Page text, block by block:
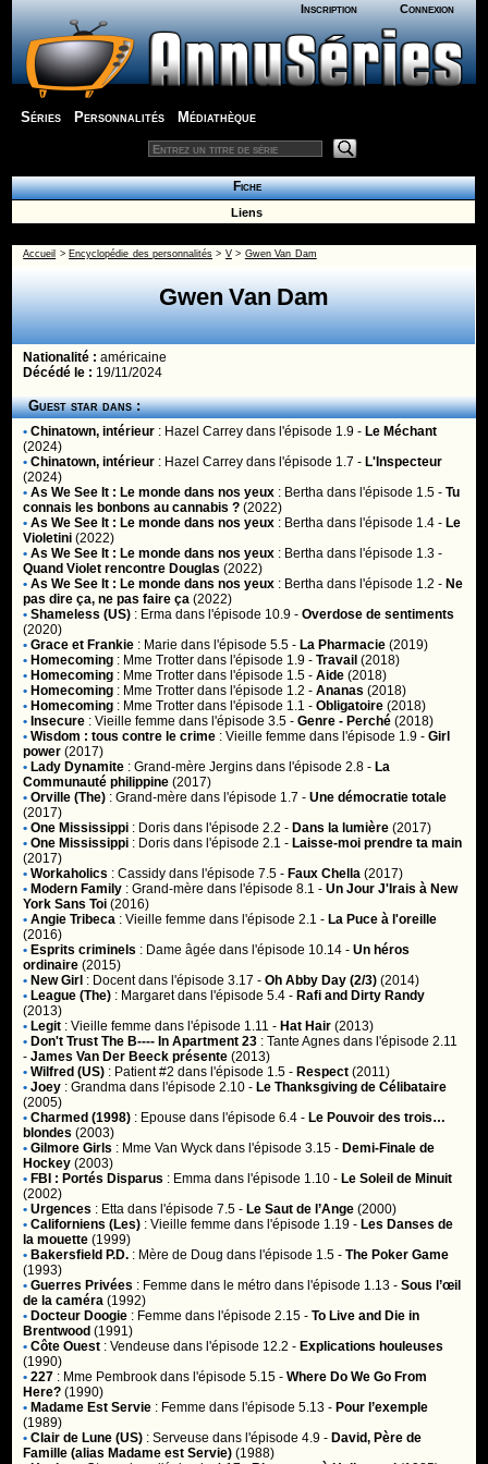
Inscription Connexion
Séries Personnalités Médiathèque
Fiche
Liens
Accueil > Encyclopédie des personnalités > V> Gwen Van Dam
Gwen Van Dam
Nationalité :américaine
Décédé le : 19/11/2024
Guest star dans :
• Chinatown, intérieur : Hazel Carrey dans l'épisode 1.9 - Le Méchant
(2024)
• Chinatown, intérieur : Hazel Carrey dans l'épisode 1.7 - L'Inspecteur
(2024)
• As We See It : Le monde dans nos yeux : Bertha dans l'épisode 1.5 -Tu
connais les bonbons au cannabis ? (2022)
• As We See It : Le monde dans nos yeux : Bertha dans l'épisode 1.4 - Le
Violetini (2022)
• As We See It : Le monde dans nos yeux : Bertha dans l'épisode 1.3 -
Quand Violet rencontre Douglas (2022)
• As We See It : Le monde dans nos yeux : Bertha dans l'épisode 1.2 - Ne
pas dire ça, ne pas faire ça (2022)
• Shameless (US) : Erma dans l'épisode 10.9 -Overdose de sentiments
(2020)
• Grace et Frankie : Marie dans l'épisode 5.5 - La Pharmacie (2019)
• Homecoming : Mme Trotter dans l'épisode 1.9 -Travail (2018)
• Homecoming : Mme Trotter dans l'épisode 1.5 -Aide (2018)
• Homecoming : Mme Trotter dans l'épisode 1.2 -Ananas (2018)
• Homecoming : Mme Trotter dans l'épisode 1.1 -Obligatoire (2018)
• Insecure :Vieille femme dans l'épisode 3.5 -Genre - Perché (2018)
• Wisdom : tous contre le crime :Vieille femme dans l'épisode 1.9 -Girl
power (2017)
• Lady Dynamite :Grand-mère Jergins dans l'épisode 2.8 - La
Communauté philippine (2017)
• Orville (The) :Grand-mère dans l'épisode 1.7 -Une démocratie totale
(2017)
• One Mississippi : Doris dans l'épisode 2.2 - Dans la lumière (2017)
• One Mississippi : Doris dans l'épisode 2.1 - Laisse-moi prendre ta main
(2017)
• Workaholics :Cassidy dans l'épisode 7.5 - Faux Chella (2017)
• Modern Family :Grand-mère dans l'épisode 8.1 -Un Jour J'Irais à New
York Sans Toi (2016)
• Angie Tribeca :Vieille femme dans l'épisode 2.1 - La Puce à l'oreille
(2016)
• Esprits criminels : Dame âgée dans l'épisode 10.14 -Un héros
ordinaire (2015)
• New Girl : Docentdans l'épisode 3.17 -Oh Abby Day (2/3) (2014)
• League (The) : Margaretdans l'épisode 5.4 - Rafi and Dirty Randy
(2013)
• Legit :Vieille femme dans l'épisode 1.11 - Hat Hair (2013)
• Don't Trust The B---- In Apartment 23 :Tante Agnes dans l'épisode 2.11
-James Van Der Beeck présente (2013)
• Wilfred (US) : Patient #2 dans l'épisode 1.5 - Respect (2011)
• Joey :Grandma dans l'épisode 2.10 - Le Thanksgiving de Célibataire
(2005)
• Charmed (1998) : Epouse dans l'épisode 6.4 - Le Pouvoir des trois…
blondes (2003)
• Gilmore Girls : Mme Van Wyck dans l'épisode 3.15 - Demi-Finale de
Hockey (2003)
• FBI : Portés Disparus : Emma dans l'épisode 1.10 - Le Soleil de Minuit
(2002)
• Urgences : Etta dans l'épisode 7.5 - Le Saut de l’Ange (2000)
• Californiens (Les) :Vieille femme dans l'épisode 1.19 - Les Danses de
la mouette (1999)
• Bakersfield P.D. : Mère de Doug dans l'épisode 1.5 -The Poker Game
(1993)
• Guerres Privées : Femme dans le métro dans l'épisode 1.13 -Sous l’œil
de la caméra (1992)
• Docteur Doogie : Femme dans l'épisode 2.15 -To Live and Die in
Brentwood (1991)
• Côte Ouest :Vendeuse dans l'épisode 12.2 - Explications houleuses
(1990)
• 227 : Mme Pembrook dans l'épisode 5.15 -Where Do We Go From
Here? (1990)
• Madame Est Servie : Femme dans l'épisode 5.13 - Pour l’exemple
(1989)
• Clair de Lune (US) :Serveuse dans l'épisode 4.9 - David, Père de
Famille (alias Madame est Servie) (1988)